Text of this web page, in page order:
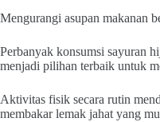
Mengurangi asupan makanan
Perbanyak konsumsi sayuran
menjadi pilihan terbaik untuk
Aktivitas fisik secara rutin
membakar lemak jahat yang